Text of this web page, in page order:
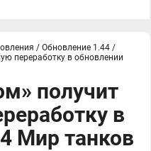
/ Обновление 1.44 /
переработку в обновлении
получит
в
Мир танков